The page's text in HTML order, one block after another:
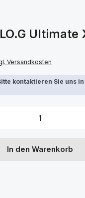
Ultimate
Versandkosten
kontaktieren Sie uns
Gib den
In den Warenkorb